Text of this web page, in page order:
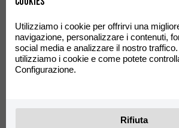
Utilizziamo i cookie per offrirvi una
navigazione, personalizzare i contenuti,
social media e analizzare il nostro
utilizziamo i cookie e come potete
Configurazione.
Rifiuta